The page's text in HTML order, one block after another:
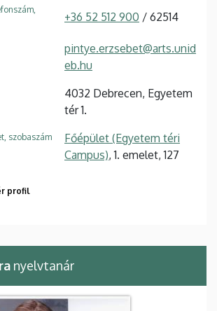
+36 52 512 900 / 62514
pintye.erzsebet@arts.unid
eb.hu
4032 Debrecen, Egyetem
tér 1.
szobaszám
Főépület (Egyetem téri
Campus), 1. emelet, 127
profil
nyelvtanár